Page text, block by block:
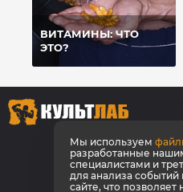
ВИТАМИНЫ: ЧТО
ЭТО?
8 800
Мы используем
разработанные
специалистами и
для анализа
сайте, что позволяет